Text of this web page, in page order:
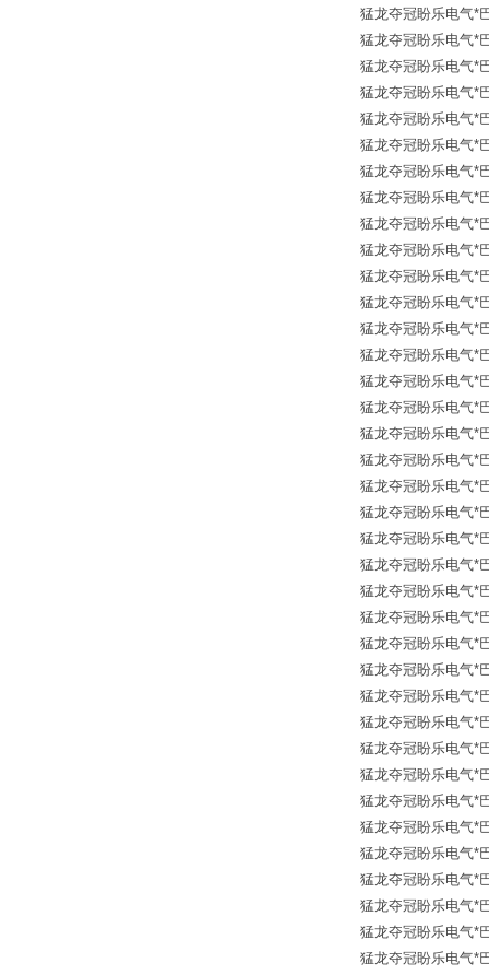
猛龙夺冠盼乐电气*
猛龙夺冠盼乐电气*
猛龙夺冠盼乐电气*
猛龙夺冠盼乐电气*
猛龙夺冠盼乐电气*
猛龙夺冠盼乐电气*
猛龙夺冠盼乐电气*
猛龙夺冠盼乐电气*
猛龙夺冠盼乐电气*
猛龙夺冠盼乐电气*
猛龙夺冠盼乐电气*
猛龙夺冠盼乐电气*
猛龙夺冠盼乐电气*
猛龙夺冠盼乐电气*
猛龙夺冠盼乐电气*
猛龙夺冠盼乐电气*
猛龙夺冠盼乐电气*
猛龙夺冠盼乐电气*
猛龙夺冠盼乐电气*
猛龙夺冠盼乐电气*
猛龙夺冠盼乐电气*
猛龙夺冠盼乐电气*
猛龙夺冠盼乐电气*
猛龙夺冠盼乐电气*
猛龙夺冠盼乐电气*
猛龙夺冠盼乐电气*
猛龙夺冠盼乐电气*
猛龙夺冠盼乐电气*
猛龙夺冠盼乐电气*
猛龙夺冠盼乐电气*
猛龙夺冠盼乐电气*
猛龙夺冠盼乐电气*
猛龙夺冠盼乐电气*
猛龙夺冠盼乐电气*
猛龙夺冠盼乐电气*
猛龙夺冠盼乐电气*
猛龙夺冠盼乐电气*